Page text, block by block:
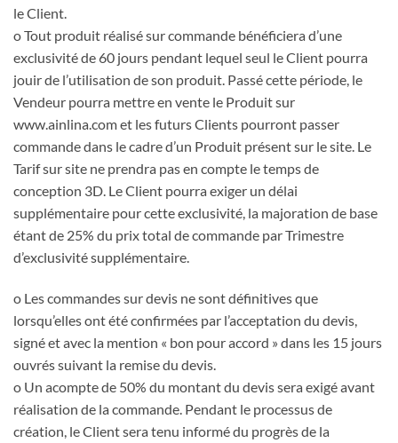
le Client.
o Tout produit réalisé sur commande bénéficiera d’une
exclusivité de 60 jours pendant lequel seul le Client pourra
jouir de l’utilisation de son produit. Passé cette période, le
Vendeur pourra mettre en vente le Produit sur
www.ainlina.com et les futurs Clients pourront passer
commande dans le cadre d’un Produit présent sur le site. Le
Tarif sur site ne prendra pas en compte le temps de
conception 3D. Le Client pourra exiger un délai
supplémentaire pour cette exclusivité, la majoration de base
étant de 25% du prix total de commande par Trimestre
d’exclusivité supplémentaire.
o Les commandes sur devis ne sont définitives que
lorsqu’elles ont été confirmées par l’acceptation du devis,
signé et avec la mention « bon pour accord » dans les 15 jours
ouvrés suivant la remise du devis.
o Un acompte de 50% du montant du devis sera exigé avant
réalisation de la commande. Pendant le processus de
création, le Client sera tenu informé du progrès de la